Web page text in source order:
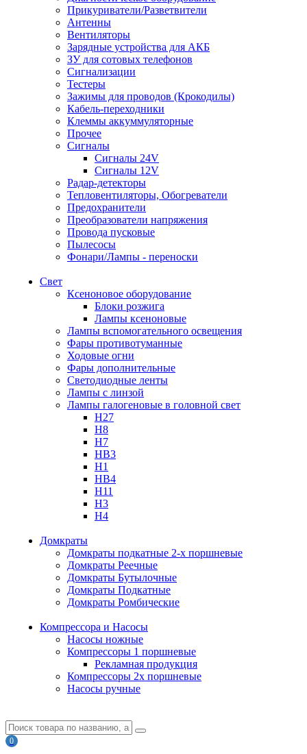
Прикуриватели/Разветвители
Антенны
Вентиляторы
Зарядные устройства для АКБ
ЗУ для сотовых телефонов
Сигнализации
Тестеры
Зажимы для проводов (Крокодилы)
Кабель-переходники
Клеммы аккуммуляторные
Прочее
Сигналы
Сигналы 24V
Сигналы 12V
Радар-детекторы
Тепловентиляторы, Обогреватели
Предохранители
Преобразователи напряжения
Провода пусковые
Пылесосы
Фонари/Лампы - переноски
Свет
Ксеноновое оборудование
Блоки розжига
Лампы ксеноновые
Лампы вспомогательного освещения
Фары противотуманные
Ходовые огни
Фары дополнительные
Светодиодные ленты
Лампы с линзой
Лампы галогеновые в головной свет
H27
H8
H7
HB3
H1
HB4
H11
H3
H4
Домкраты
Домкраты подкатные 2-х поршневые
Домкраты Реечные
Домкраты Бутылочные
Домкраты Подкатные
Домкраты Ромбические
Компрессора и Насосы
Насосы ножные
Компрессоры 1 поршневые
Рекламная продукция
Компрессоры 2х поршневые
Насосы ручные
0